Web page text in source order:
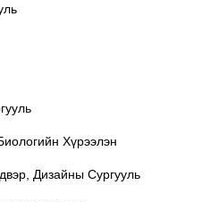
Хүрээлэн
Дизайны Сургууль